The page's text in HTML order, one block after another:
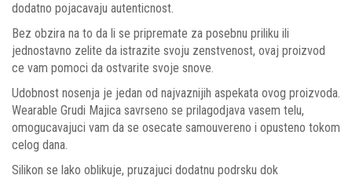
dodatno pojacavaju autenticnost.
Bez obzira na to da li se pripremate za posebnu priliku ili
jednostavno zelite da istrazite svoju zenstvenost, ovaj proizvod
ce vam pomoci da ostvarite svoje snove.
Udobnost nosenja je jedan od najvaznijih aspekata ovog proizvoda.
Wearable Grudi Majica savrseno se prilagodjava vasem telu,
omogucavajuci vam da se osecate samouvereno i opusteno tokom
celog dana.
Silikon se lako oblikuje, pruzajuci dodatnu podrsku dok